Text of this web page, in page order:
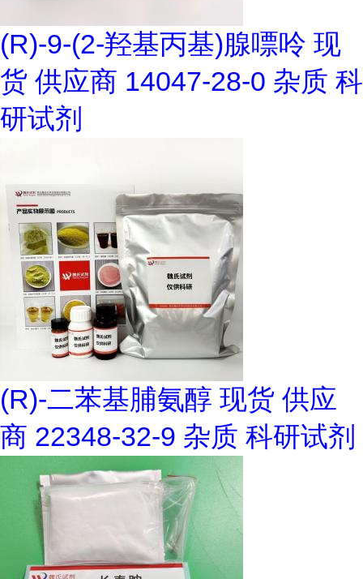
(R)-9-(2-羟基丙基)腺嘌呤 现
货 供应商 14047-28-0 杂质 科
研试剂
(R)-二苯基脯氨醇 现货 供应
商 22348-32-9 杂质 科研试剂